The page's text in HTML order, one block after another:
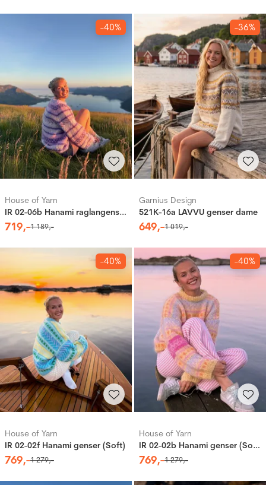
-40%
House of Yarn
IR 02-06b Hanami raglangenser (Soft)
719,-1 189,-
-36%
Garnius Design
521K-16a LAVVU genser dame
649,-1 019,-
-40%
House of Yarn
IR 02-02f Hanami genser (Soft)
769,-1 279,-
-40%
House of Yarn
IR 02-02b Hanami genser (Soft)
769,-1 279,-